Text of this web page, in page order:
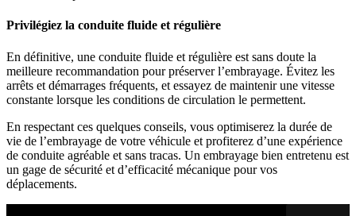
Privilégiez la conduite fluide et régulière
En définitive, une conduite fluide et régulière est sans doute la
meilleure recommandation pour préserver l’embrayage. Évitez les
arrêts et démarrages fréquents, et essayez de maintenir une vitesse
constante lorsque les conditions de circulation le permettent.
En respectant ces quelques conseils, vous optimiserez la durée de
vie de l’embrayage de votre véhicule et profiterez d’une expérience
de conduite agréable et sans tracas. Un embrayage bien entretenu est
un gage de sécurité et d’efficacité mécanique pour vos
déplacements.